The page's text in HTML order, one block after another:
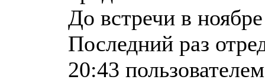
До встречи в
Последний раз
20:43